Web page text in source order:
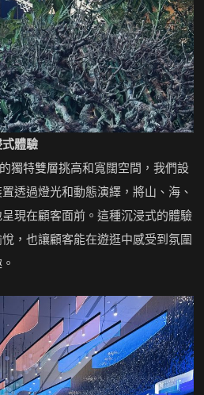
體驗
獨特雙層挑高和寬闊空間，我們設
透過燈光和動態演繹，將山、海、
現在顧客面前。這種沉浸式的體驗
，也讓顧客能在遊逛中感受到氛圍